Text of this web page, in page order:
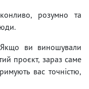
розумно та
ви виношували
проєкт, зараз саме
вас точністю,